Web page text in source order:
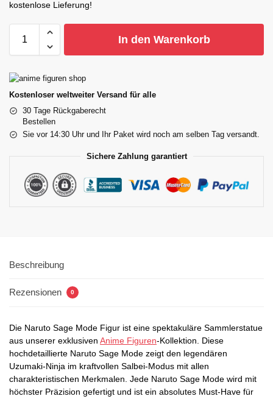
kostenlose Lieferung!
In den Warenkorb
Kostenloser weltweiter Versand für alle
30 Tage Rückgaberecht
Bestellen
Sie vor 14:30 Uhr und Ihr Paket wird noch am selben Tag versandt.
Sichere Zahlung garantiert
Beschreibung
Rezensionen 0
Die Naruto Sage Mode Figur ist eine spektakuläre Sammlerstatue
aus unserer exklusiven Anime Figuren-Kollektion. Diese
hochdetaillierte Naruto Sage Mode zeigt den legendären
Uzumaki-Ninja im kraftvollen Salbei-Modus mit allen
charakteristischen Merkmalen. Jede Naruto Sage Mode wird mit
höchster Präzision gefertigt und ist ein absolutes Must-Have für